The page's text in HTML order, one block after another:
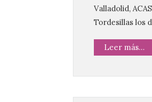
Valladolid,
Tordesillas los
Leer más...